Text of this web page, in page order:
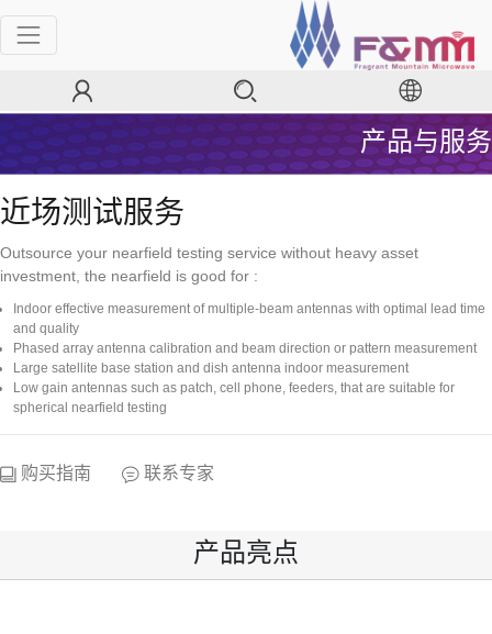
产品与服务
近场测试服务
Outsource your nearfield testing service without heavy asset
investment, the nearfield is good for :
Indoor effective measurement of multiple-beam antennas with optimal lead time
and quality
Phased array antenna calibration and beam direction or pattern measurement
Large satellite base station and dish antenna indoor measurement
Low gain antennas such as patch, cell phone, feeders, that are suitable for
spherical nearfield testing
购买指南 联系专家
产品亮点